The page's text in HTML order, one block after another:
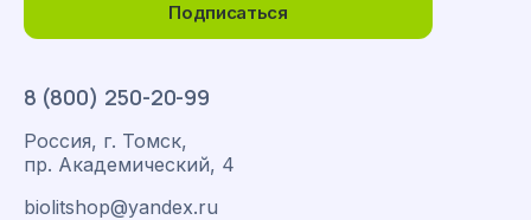
8 (800) 250-20-99
Россия, г. Томск,
пр. Академический, 4
biolitshop@yandex.ru
Подписаться